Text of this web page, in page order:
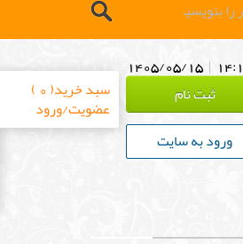
|
1405/05/15
ثبت نام
ورود به سایت
سبد خرید( 0 )
عضویت/ورود